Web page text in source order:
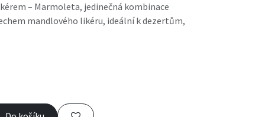
– Marmoleta, jedinečná kombinace
mandlového likéru, ideální k dezertům,